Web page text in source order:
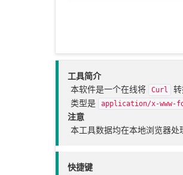
工具简介
本软件是一个在线将
Curl
类型是
application/x-www-
注意
本工具数据均在本地浏览器处
快捷键